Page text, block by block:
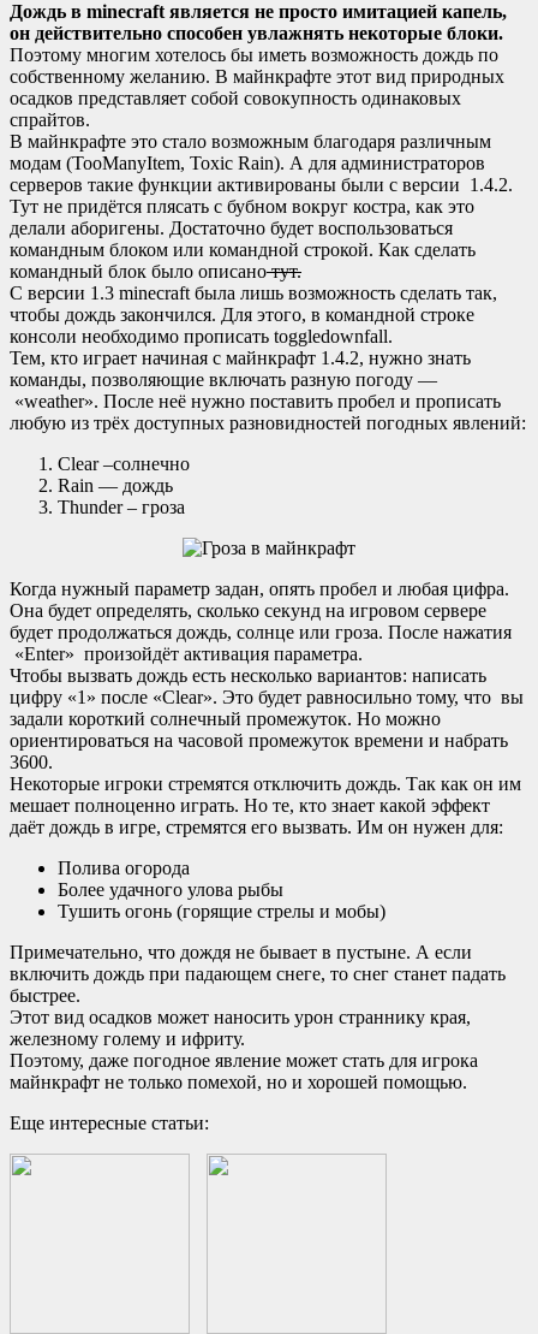
Дождь в minecraft является не просто имитацией капель,
он действительно способен увлажнять некоторые блоки.
Поэтому многим хотелось бы иметь возможность дождь по
собственному желанию. В майнкрафте этот вид природных
осадков представляет собой совокупность одинаковых
спрайтов.
В майнкрафте это стало возможным благодаря различным
модам (TooManyItem, Toxic Rain). А для администраторов
серверов такие функции активированы были с версии 1.4.2.
Тут не придётся плясать с бубном вокруг костра, как это
делали аборигены. Достаточно будет воспользоваться
командным блоком или командной строкой. Как сделать
командный блок было описанотут.
С версии 1.3 minecraft была лишь возможность сделать так,
чтобы дождь закончился. Для этого, в командной строке
консоли необходимо прописать toggledownfall.
Тем, кто играет начиная с майнкрафт 1.4.2, нужно знать
команды, позволяющие включать разную погоду —
«weather». После неё нужно поставить пробел и прописать
любую из трёх доступных разновидностей погодных явлений:
Clear –солнечно
Rain — дождь
Thunder – гроза
Когда нужный параметр задан, опять пробел и любая цифра.
Она будет определять, сколько секунд на игровом сервере
будет продолжаться дождь, солнце или гроза. После нажатия
«Enter» произойдёт активация параметра.
Чтобы вызвать дождь есть несколько вариантов: написать
цифру «1» после «Clear». Это будет равносильно тому, что вы
задали короткий солнечный промежуток. Но можно
ориентироваться на часовой промежуток времени и набрать
3600.
Некоторые игроки стремятся отключить дождь. Так как он им
мешает полноценно играть. Но те, кто знает какой эффект
даёт дождь в игре, стремятся его вызвать. Им он нужен для:
Полива огорода
Более удачного улова рыбы
Тушить огонь (горящие стрелы и мобы)
Примечательно, что дождя не бывает в пустыне. А если
включить дождь при падающем снеге, то снег станет падать
быстрее.
Этот вид осадков может наносить урон страннику края,
железному голему и ифриту.
Поэтому, даже погодное явление может стать для игрока
майнкрафт не только помехой, но и хорошей помощью.
Еще интересные статьи: